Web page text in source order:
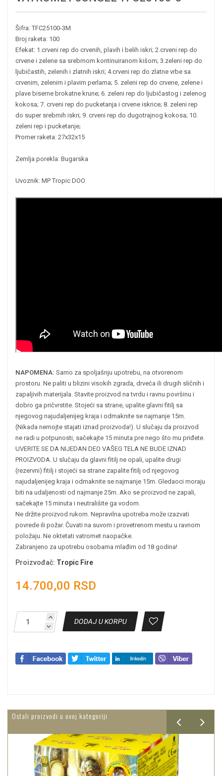
Šifra: TFC25100-3M
Broj raketa: 100
Efekat: 1.crveni rep do crvenih, plavih i belih iskri; 2.crveni rep do
crvene i zelene sa srebrnom kontinuiranom kišom; 3.zeleni rep do
ljubičastih, zelenih i zlatnih iskri; 4.crveni rep do zlatne vrbe sa
crvenim, zelenim i plavim perlama; 5. zeleni rep do crvene, zelene i
plave biserne brokatne krune; 6. zeleni rep do ljubičastog i zelenog
kokosa; 7. crveni rep do pucketanja i crvene iskrice; 8. zeleni rep
do super srebrnih iskri; 9. crveni rep do dugotrajnog kokosa; 10.
zeleni rep i pucketanje;
Promer raketa: 27x32x15
Zemlja porekla: Bugarska
Uvoznik: MP Tropic DOO
NAPOMENA: Samo za spoljašnju upotrebu, na otvorenom
prostoru. Ne paliti u blizini visokih zgrada, drveća ili drugih sličnih i
zapaljivih materijala. Stavite proizvod na tvrdu i ravnu površinu i
dobro ga pričvrstite. Stojeći sa strane, upalite glavni fitilj sa
njegovog najudaljenijeg kraja i odmaknite se najmanje 15m.
(Nikada nemojte stajati iznad proizvoda!). U slučaju da proizvod
ne radi u potpunosti, sačekajte 15 minuta pre nego što mu priđete.
UVERITE SE DA NIJEDAN DEO VAŠEG TELA NE BUDE IZNAD
PROIZVODA. U slučaju da glavni fitilj ne opali, upalite drugi
(rezervni) fitilj i stojeći sa strane zapalite fitilj od njegovog
najudaljenijeg kraja i odmaknite se najmanje 15m. Gledaoci moraju
biti na udaljenosti od najmanje 25m. Ako se proizvod ne zapali,
sačekajte 15 minuta i neutrališite ga vodom.
Ne držite proizvod rukom. Nepravilna upotreba može izazvati
povrede ili požar. Čuvati na suvom i provetrenom mestu u ravnom
položaju. Ne oktetati vatromet naopačke.
Zabranjeno za upotrebu osobama mlađim od 18 godina!
Proizvođač: Tropic Fire
14.700,00 RSD
DODAJ U KORPU
Ostali proizvodi u ovoj kategoriji